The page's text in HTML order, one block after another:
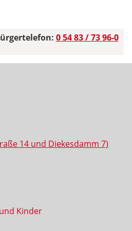
0 54 83 / 73 96-0
14 und Diekesdamm 7)
Kinder